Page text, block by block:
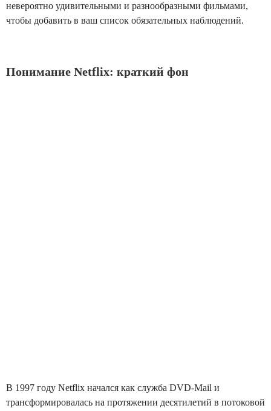
невероятно удивительными и разнообразными фильмами,
чтобы добавить в ваш список обязательных наблюдений.
Понимание Netflix: краткий фон
В 1997 году Netflix начался как служба DVD-Mail и
трансформировалась на протяжении десятилетий в потоковой